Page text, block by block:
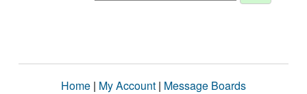
Home | My Account | Message Boards